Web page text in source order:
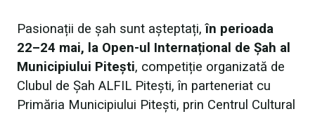
Pasionații de șah sunt așteptați,în perioada
22–24 mai, la Open-ul Internațional de Șah al
Municipiului Pitești, competiție organizată de
Clubul de Șah ALFIL Pitești, în parteneriat cu
Primăria Municipiului Pitești, prin Centrul Cultural